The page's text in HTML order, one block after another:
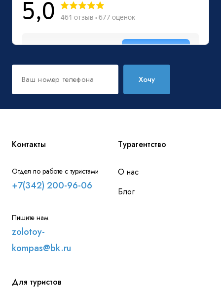
Хочу
Контакты
Отдел по работе с туристами
+7(342) 200-96-06
Пишите нам
zolotoy-
kompas@bk.ru
Турагентство
О нас
Блог
Для туристов